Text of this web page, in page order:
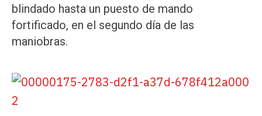
blindado hasta un puesto de mando
fortificado, en el segundo día de las
maniobras.